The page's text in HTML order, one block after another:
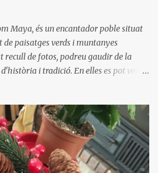
Maya, és un encantador poble situat
paisatges verds i muntanyes
recull de fotos, podreu gaudir de la
i tradició. En elles es pot veure
la tranquil·litat d'un poble que
Us animem a descobrir aquest
captivar per la seva bellesa!